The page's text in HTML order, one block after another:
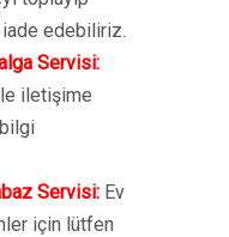
edebiliriz.
Servisi:
iletişime
Servisi: Ev
için lütfen